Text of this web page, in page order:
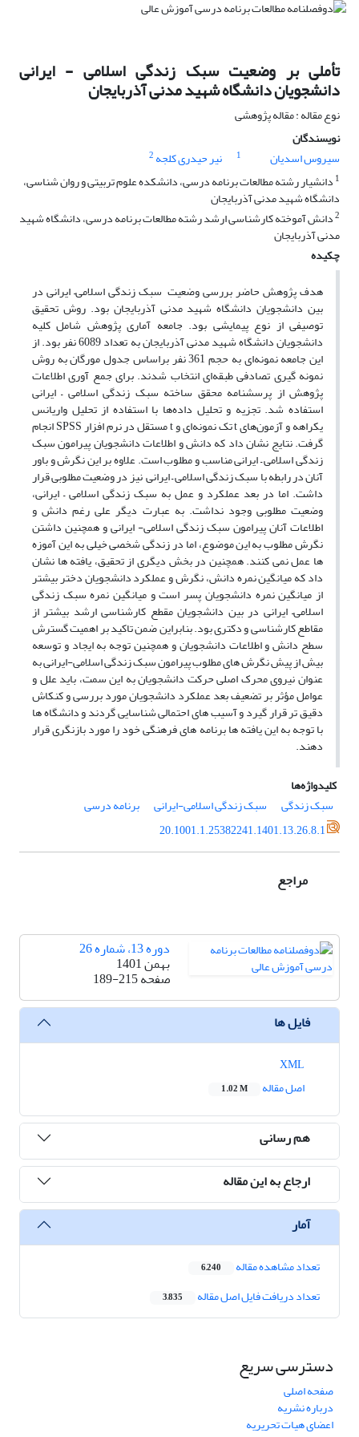
تأملی بر وضعیت سبک زندگی اسلامی - ایرانی
دانشجویان دانشگاه شهید مدنی آذربایجان
نوع مقاله : مقاله پژوهشی
نویسندگان
سیروس اسدیان
1 نیر حیدری کلجه 2
1 دانشیار رشته مطالعات برنامه درسی، دانشکده علوم تربیتی و روان شناسی،
دانشگاه شهید مدنی آذربایجان
2دانش آموخته کارشناسی ارشد رشته مطالعات برنامه درسی، دانشگاه شهید
مدنی آذربایجان
چکیده
هدف پژوهش حاضر بررسی وضعیت سبک زندگی اسلامی– ایرانی در
بین دانشجویان دانشگاه شهید مدنی آذربایجان بود. روش تحقیق
توصیفی از نوع پیمایشی بود. جامعه آماری پژوهش شامل کلیه
دانشجویان دانشگاه شهید مدنی آذربایجان به تعداد 6089 نفر بود. از
این جامعه نمونه‌ای به حجم 361 نفر براساس جدول مورگان به روش
نمونه گیری تصادفی طبقه‌ای انتخاب شدند. برای جمع آوری اطلاعات
پژوهش از پرسشنامه محقق ساخته سبک زندگی اسلامی – ایرانی
استفاده شد. تجزیه و تحلیل داده‌ها با استفاده از تحلیل واریانس
یکراهه و آزمون‌های t تک نمونه‌ای و t مستقل در نرم افزار SPSS انجام
گرفت. نتایج نشان داد که دانش و اطلاعات دانشجویان پیرامون سبک
زندگی اسلامی – ایرانی مناسب و مطلوب است. علاوه بر این نگرش و باور
آنان در رابطه با سبک زندگی اسلامی – ایرانی نیز در وضعیت مطلوبی قرار
داشت. اما در بعد عملکرد و عمل به سبک زندگی اسلامی – ایرانی،
وضعیت مطلوبی وجود نداشت. به عبارت دیگر علی رغم دانش و
اطلاعات آنان پیرامون سبک زندگی اسلامی- ایرانی و همچنین داشتن
نگرش مطلوب به این موضوع، اما در زندگی شخصی خیلی به این آموزه
ها عمل نمی کنند. همچنین در بخش دیگری از تحقیق، یافته ها نشان
داد که میانگین نمره دانش، نگرش و عملکرد دانشجویان دختر بیشتر
از میانگین نمره دانشجویان پسر است و میانگین نمره سبک زندگی
اسلامی– ایرانی در بین دانشجویان مقطع کارشناسی ارشد بیشتر از
مقاطع کارشناسی و دکتری بود. بنابراین ضمن تاکید بر اهمیت گسترش
سطح دانش و اطلاعات دانشجویان و همچنین توجه به ایجاد و توسعه
بیش از پیش نگرش های مطلوب پیرامون سبک زندگی اسلامی-ایرانی به
عنوان نیروی محرک اصلی حرکت دانشجویان به این سمت، باید علل و
عوامل مؤثر بر تضعیف بعد عملکرد دانشجویان مورد بررسی و کنکاش
دقیق تر قرار گیرد و آسیب های احتمالی شناسایی گردند و دانشگاه ها
با توجه به این یافته ها برنامه های فرهنگی خود را مورد بازنگری قرار
دهند.
کلیدواژه‌ها
سبک زندگی
سبک زندگی اسلامی-ایرانی
برنامه درسی
20.1001.1.25382241.1401.13.26.8.1
مراجع
دوره 13، شماره 26
بهمن 1401
صفحه189-215
فایل ها
اصل مقاله
1.02 M
هم رسانی
ارجاع به این مقاله
آمار
تعداد مشاهده مقاله 6,240
تعداد دریافت فایل اصل مقاله 3,835
دسترسی سریع
صفحه اصلی
درباره نشریه
اعضای هیات تحریریه